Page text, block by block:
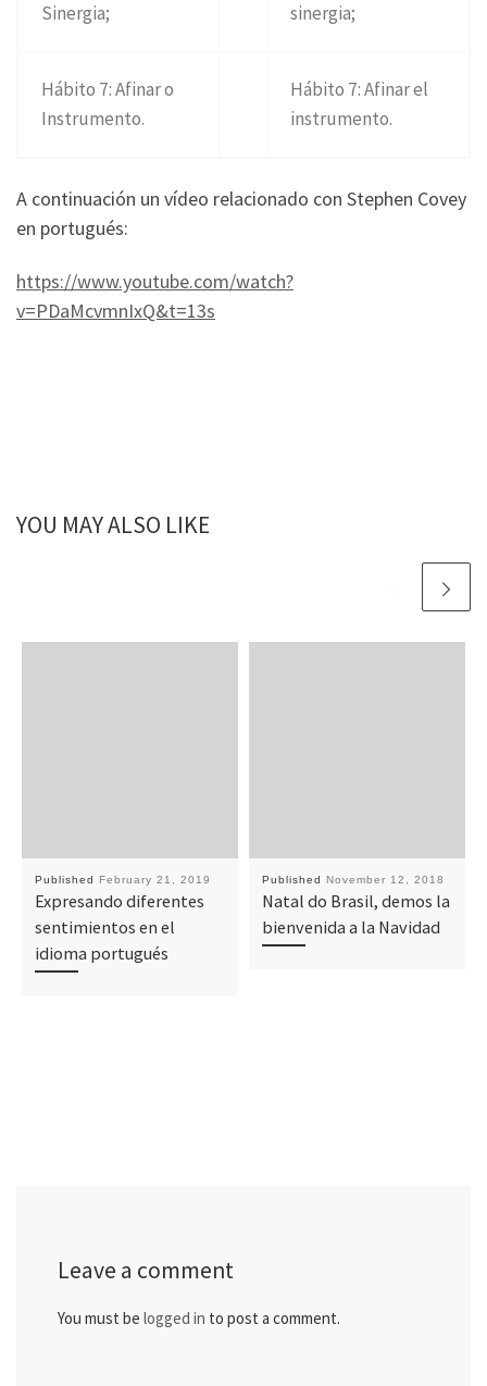
Sinergia;
sinergia;
Hábito 7: Afinar o
Instrumento.
Hábito 7: Afinar el
instrumento.
A continuación un vídeo relacionado con Stephen Covey
en portugués:
https://www.youtube.com/watch?
v=PDaMcvmnIxQ&t=13s
YOU MAY ALSO LIKE
Published February 21, 2019
Expresando diferentes
sentimientos en el
idioma portugués
Published November 12, 2018
Natal do Brasil, demos la
bienvenida a la Navidad
Leave a comment
You must be logged in to post a comment.